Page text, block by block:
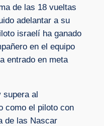
de las 18 vueltas
adelantar a su
israelí ha ganado
en el equipo
entrado en meta
supera al
como el piloto con
de las Nascar